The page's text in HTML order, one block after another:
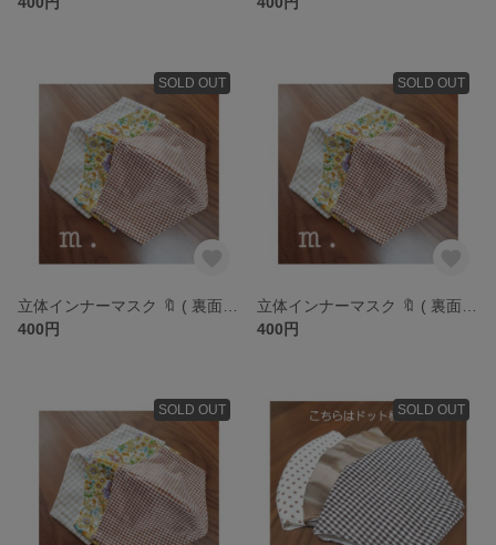
SOLD OUT
400円
SOLD OUT
400円
SOLD OUT SOLD OUT